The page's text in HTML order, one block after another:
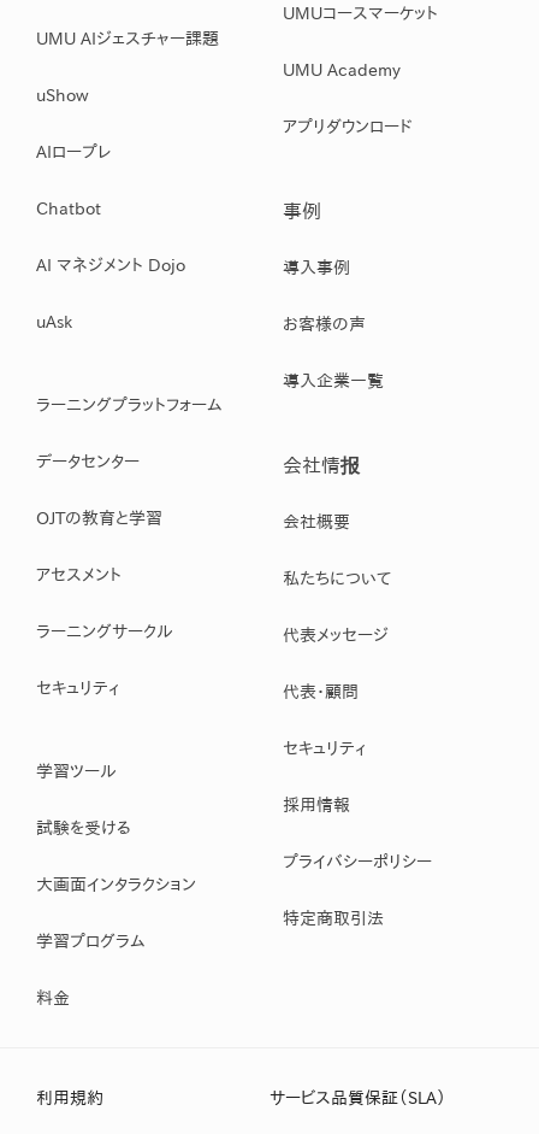
UMU AIジェスチャー課題
uShow
AIロープレ
Chatbot
AI マネジメント Dojo
uAsk
ラーニングプラットフォーム
データセンター
OJTの教育と学習
アセスメント
ラーニングサークル
セキュリティ
学習ツール
試験を受ける
大画面インタラクション
学習プログラム
料金
UMUコースマーケット
UMU Academy
アプリダウンロード
事例
導入事例
お客様の声
導入企業一覧
会社情报
会社概要
私たちについて
代表メッセージ
代表・顧問
セキュリティ
採用情報
プライバシーポリシー
特定商取引法
利用規約 サービス品質保証（SLA）